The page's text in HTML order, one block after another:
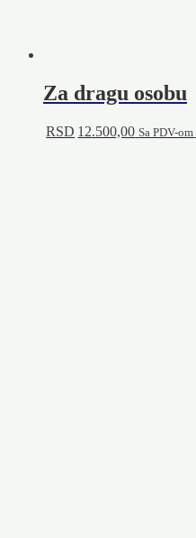
Za dragu osobu
RSD 12.500,00 Sa PDV-om